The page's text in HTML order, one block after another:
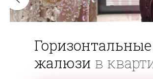
Горизонтальные
жалюзи в